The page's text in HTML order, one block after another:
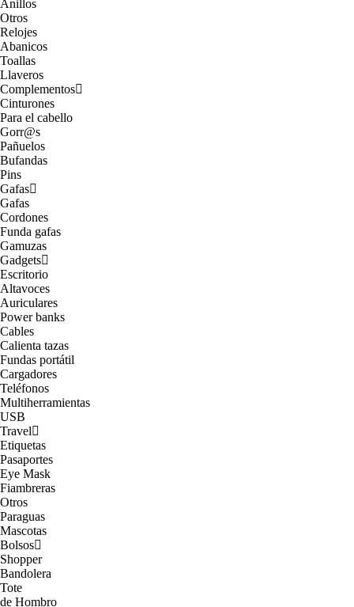
Anillos
Otros
Relojes
Abanicos
Toallas
Llaveros
Complementos
Cinturones
Para el cabello
Gorr@s
Pañuelos
Bufandas
Pins
Gafas
Gafas
Cordones
Funda gafas
Gamuzas
Gadgets
Escritorio
Altavoces
Auriculares
Power banks
Cables
Calienta tazas
Fundas portátil
Cargadores
Teléfonos
Multiherramientas
USB
Travel
Etiquetas
Pasaportes
Eye Mask
Fiambreras
Otros
Paraguas
Mascotas
Bolsos
Shopper
Bandolera
Tote
de Hombro